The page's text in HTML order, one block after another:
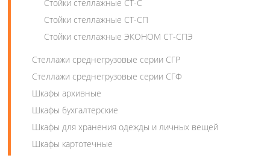
Стойки стеллажные СТ-С
Стойки стеллажные СТ-СП
Стойки стеллажные ЭКОНОМ СТ-СПЭ
Стеллажи среднегрузовые серии СГР
Стеллажи среднегрузовые серии СГФ
Шкафы архивные
Шкафы бухгалтерские
Шкафы для хранения одежды и личных вещей
Шкафы картотечные